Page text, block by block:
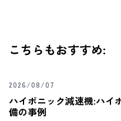
こちらもおすすめ:
2026/08/07
ハイポニック減速機:ハ
備の事例